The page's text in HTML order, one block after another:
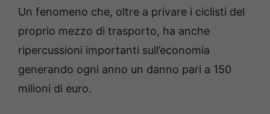
Un fenomeno che, oltre a privare i ciclisti del
proprio mezzo di trasporto, ha anche
ripercussioni importanti sull’economia
generando ogni anno un danno pari a 150
milioni di euro.